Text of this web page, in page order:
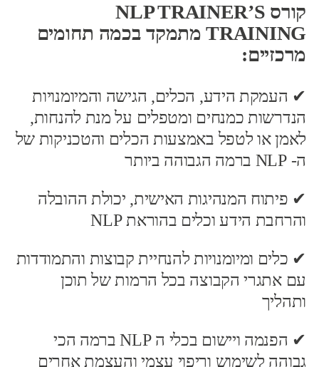
קורס NLP TRAINER’S
TRAINING מתמקד בכמה תחומים
מרכזיים:
✔ העמקת הידע, הכלים, הגישה והמיומנויות
הנדרשות כמנחים ומטפלים על מנת להנחות,
לאמן או לטפל באמצעות הכלים והטכניקות של
ה- NLP ברמה הגבוהה ביותר
✔ פיתוח המנהיגות האישית, יכולת ההובלה
והרחבת הידע וכלים בהוראת NLP
✔ כלים ומיומנויות להנחיית קבוצות והתמודדות
עם אתגרי הקבוצה בכל הרמות של תוכן
ותהליך
✔ הפנמה ויישום בכלי ה NLP ברמה הכי
גבוהה לשימוש וריפוי עצמי והעצמת אחרים